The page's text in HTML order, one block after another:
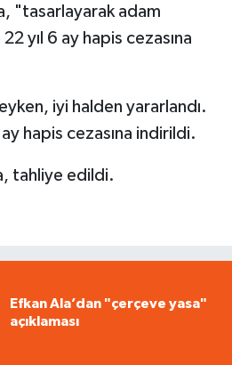
"tasarlayarak adam
yıl 6 ay hapis cezasına
iyi halden yararlandı.
ay hapis cezasına indirildi.
tahliye edildi.
Efkan Ala’dan "çerçeve yasa"
açıklaması